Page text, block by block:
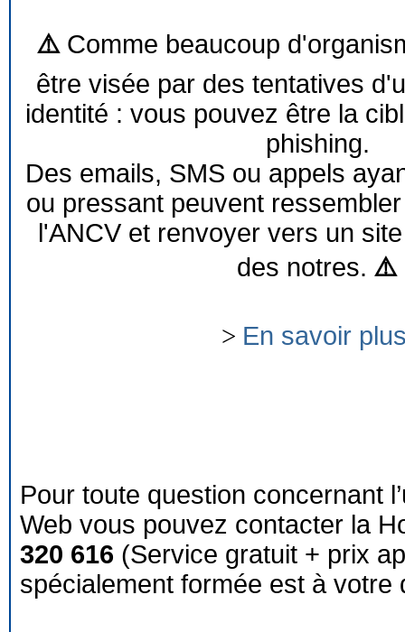
⚠️ Comme beaucoup
être visée par des tentatives
identité : vous pouvez être la
phishing.
Des emails, SMS ou appels
ou pressant peuvent
l'ANCV et renvoyer vers un
des notres. ⚠️
> En savoir
Pour toute question concernant
Web vous pouvez contacter la
320 616 (Service gratuit + prix
spécialement formée est à votre